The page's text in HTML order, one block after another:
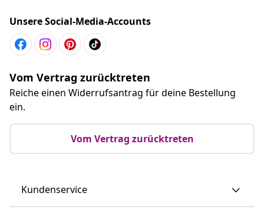
Unsere Social-Media-Accounts
Vom Vertrag zurücktreten
Reiche einen Widerrufsantrag für deine Bestellung
ein.
Vom Vertrag zurücktreten
Kundenservice